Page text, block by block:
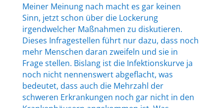
Meiner Meinung nach macht es gar keinen
Sinn, jetzt schon über die Lockerung
irgendwelcher Maßnahmen zu diskutieren.
Dieses Infragestellen führt nur dazu, dass noch
mehr Menschen daran zweifeln und sie in
Frage stellen. Bislang ist die Infektionskurve ja
noch nicht nennenswert abgeflacht, was
bedeutet, dass auch die Mehrzahl der
schweren Erkrankungen noch gar nicht in den